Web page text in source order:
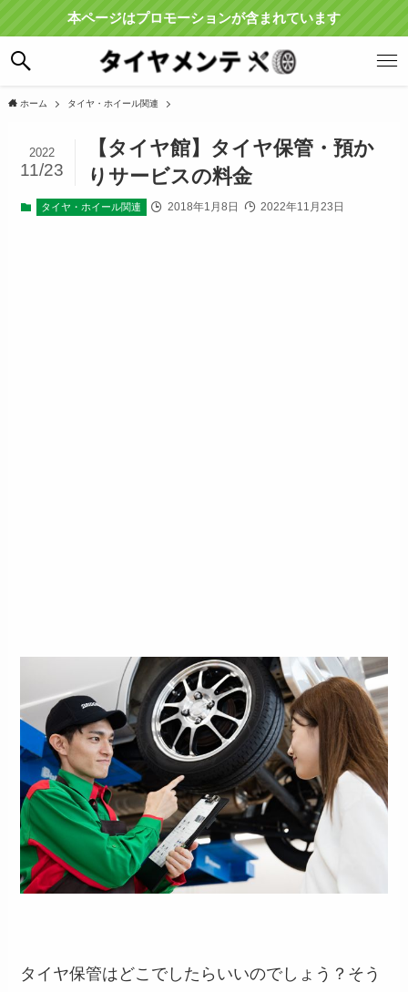
本ページはプロモーションが含まれています
ホーム タイヤ・ホイール関連
【タイヤ館】タイヤ保管・預か
りサービスの料金
2022
11/23
タイヤ・ホイール関連 2018年1月8日 2022年11月23日
タイヤ保管はどこでしたらいいのでしょう？そう